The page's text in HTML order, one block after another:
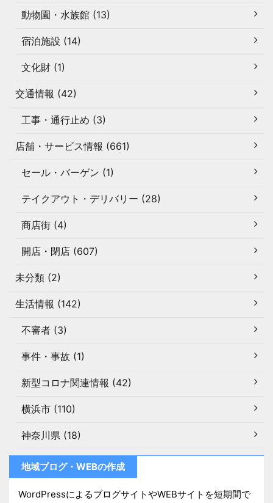
動物園・水族館 (13)
宿泊施設 (14)
文化財 (1)
交通情報 (42)
工事・通行止め (3)
店舗・サービス情報 (661)
セール・バーゲン (1)
テイクアウト・デリバリー (28)
商店街 (4)
開店・閉店 (607)
未分類 (2)
生活情報 (142)
不審者 (3)
事件・事故 (1)
新型コロナ関連情報 (42)
横浜市 (110)
神奈川県 (18)
地域ブログ・WEBの作成
WordPressによるブログサイトやWEBサイトを短期間で